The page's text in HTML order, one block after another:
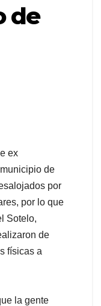
de
ex
de
por
por lo que
Sotelo,
de
físicas a
la gente